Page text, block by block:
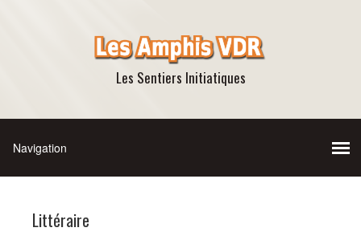
Les Sentiers Initiatiques
Littéraire